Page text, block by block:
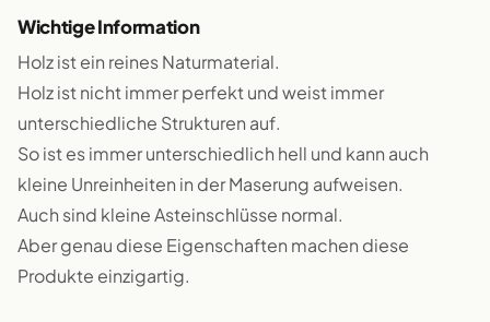
Wichtige Information
Holz ist ein reines Naturmaterial.
Holz ist nicht immer perfekt und weist immer
unterschiedliche Strukturen auf.
So ist es immer unterschiedlich hell und kann auch
kleine Unreinheiten in der Maserung aufweisen.
Auch sind kleine Asteinschlüsse normal.
Aber genau diese Eigenschaften machen diese
Produkte einzigartig.